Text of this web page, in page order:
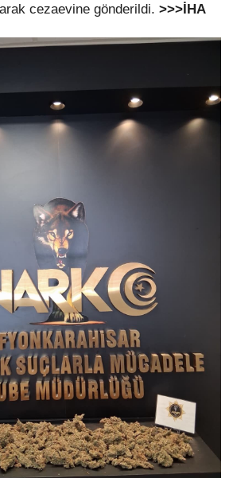
cezaevine gönderildi. >>>İHA